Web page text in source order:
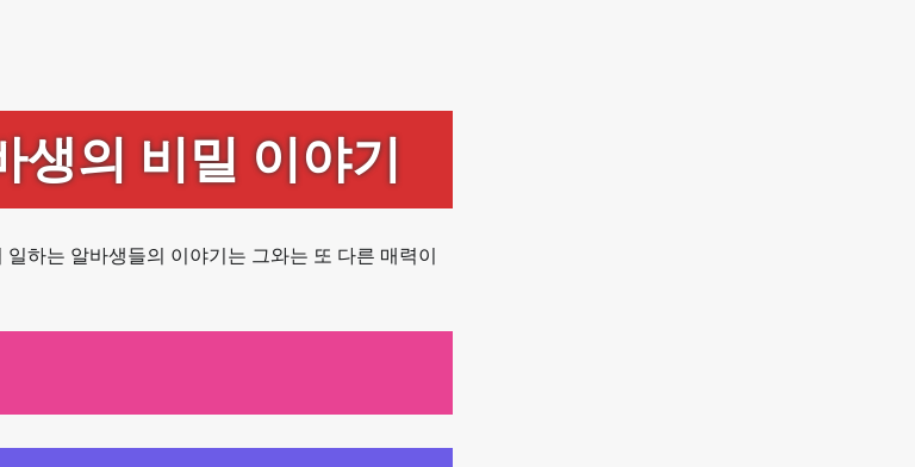
생의 비밀 이야기
하는 알바생들의 이야기는 그와는 또 다른 매력이